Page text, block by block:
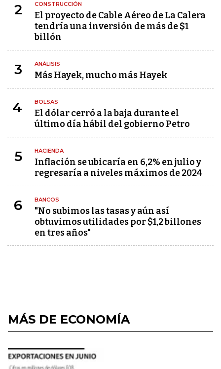
2 CONSTRUCCIÓN
El proyecto de Cable Aéreo de La Calera
tendría una inversión de más de $1
billón
3 ANÁLISIS
Más Hayek, mucho más Hayek
4 BOLSAS
El dólar cerró a la baja durante el
último día hábil del gobierno Petro
5 HACIENDA
Inflación se ubicaría en 6,2% en julio y
regresaría a niveles máximos de 2024
6 BANCOS
"No subimos las tasas y aún así
obtuvimos utilidades por $1,2 billones
en tres años"
MÁS DE ECONOMÍA